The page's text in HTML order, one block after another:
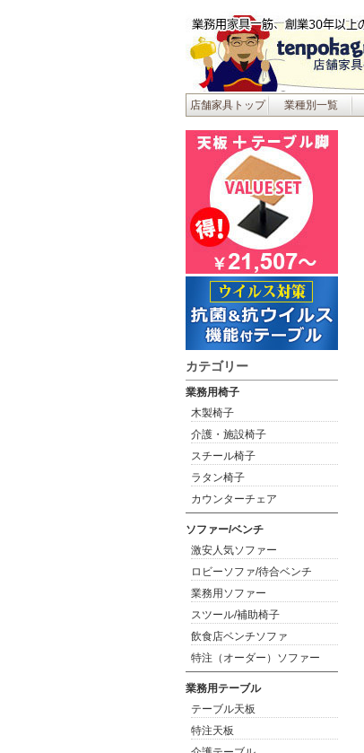
店舗家具トップ 業種別一覧
カテゴリー
業務用椅子
木製椅子
介護・施設椅子
スチール椅子
ラタン椅子
カウンターチェア
ソファー/ベンチ
激安人気ソファー
ロビーソファ/待合ベンチ
業務用ソファー
スツール/補助椅子
飲食店ベンチソファ
特注（オーダー）ソファー
業務用テーブル
テーブル天板
特注天板